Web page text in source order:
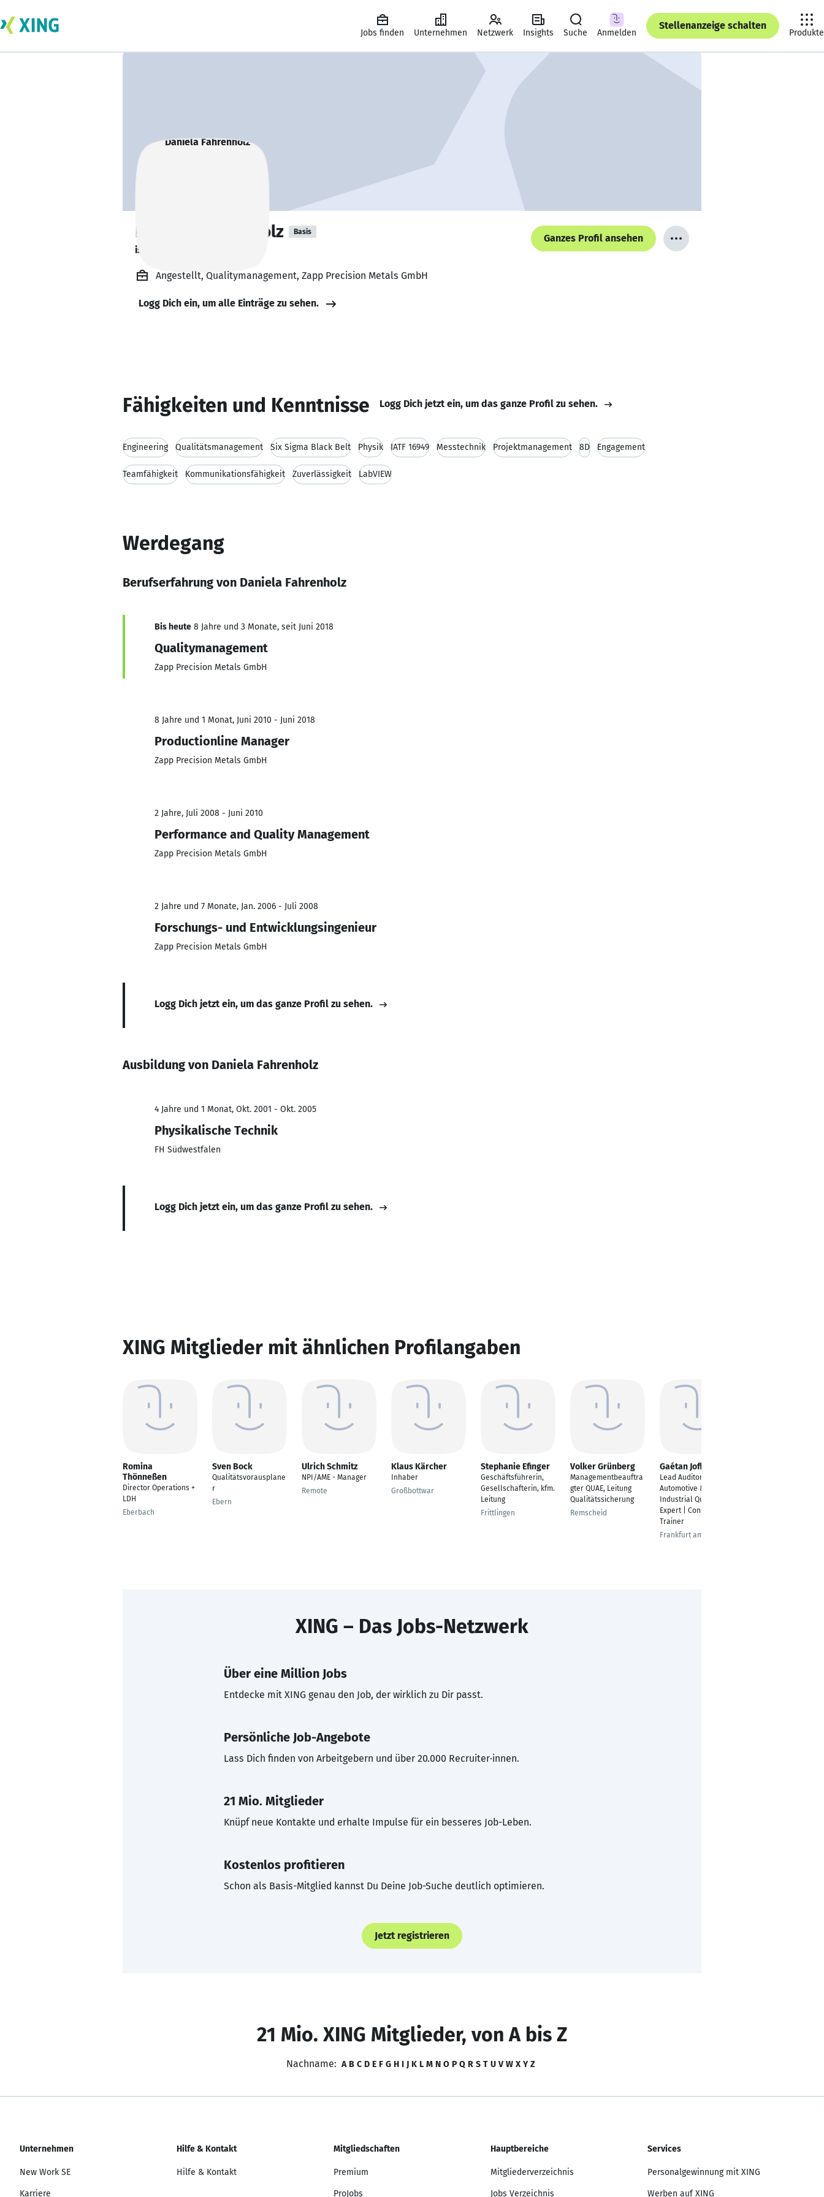
Jobs finden Unternehmen Netzwerk Insights Suche Anmelden
Stellenanzeige schalten
Produkte
Daniela Fahrenholz Basis
ist gesund und munter. 🥦
Ganzes Profil ansehen
Angestellt, Qualitymanagement, Zapp Precision Metals GmbH
Logg Dich ein, um alle Einträge zu sehen.
Fähigkeiten und Kenntnisse Logg Dich jetzt ein, um das ganze Profil zu sehen.
Engineering Qualitätsmanagement Six Sigma Black Belt Physik IATF 16949 Messtechnik Projektmanagement 8D Engagement
Teamfähigkeit Kommunikationsfähigkeit Zuverlässigkeit LabVIEW
Werdegang
Berufserfahrung von Daniela Fahrenholz
Bis heute 8 Jahre und 3 Monate, seit Juni 2018
Qualitymanagement
Zapp Precision Metals GmbH
8 Jahre und 1 Monat, Juni 2010 - Juni 2018
Productionline Manager
Zapp Precision Metals GmbH
2 Jahre, Juli 2008 - Juni 2010
Performance and Quality Management
Zapp Precision Metals GmbH
2 Jahre und 7 Monate, Jan. 2006 - Juli 2008
Forschungs- und Entwicklungsingenieur
Zapp Precision Metals GmbH
Logg Dich jetzt ein, um das ganze Profil zu sehen.
Ausbildung von Daniela Fahrenholz
4 Jahre und 1 Monat, Okt. 2001 - Okt. 2005
Physikalische Technik
FH Südwestfalen
Logg Dich jetzt ein, um das ganze Profil zu sehen.
XING Mitglieder mit ähnlichen Profilangaben
Romina
Thönneßen
Director Operations +
LDH
Eberbach
Sven Bock
Qualitätsvorausplane
r
Ebern
Ulrich Schmitz
NPI/AME - Manager
Remote
Klaus Kärcher
Inhaber
Großbottwar
Stephanie Efinger
Geschäftsführerin,
Gesellschafterin, kfm.
Leitung
Frittlingen
Volker Grünberg
Managementbeauftra
gter QUAE, Leitung
Qualitätssicherung
Remscheid
Gaétan Joffroy
Lead Auditor |
Automotive &
Industrial Quality
Expert | Consultant &
Trainer
Frankfurt am Main
XING – Das Jobs-Netzwerk
Über eine Million Jobs
Entdecke mit XING genau den Job, der wirklich zu Dir passt.
Persönliche Job-Angebote
Lass Dich finden von Arbeitgebern und über 20.000 Recruiter·innen.
21 Mio. Mitglieder
Knüpf neue Kontakte und erhalte Impulse für ein besseres Job-Leben.
Kostenlos profitieren
Schon als Basis-Mitglied kannst Du Deine Job-Suche deutlich optimieren.
Jetzt registrieren
21 Mio. XING Mitglieder, von A bis Z
Nachname: A B C D E F G H I J K L M N O P Q R S T U V W X Y Z
Unternehmen
New Work SE
Karriere
Hilfe & Kontakt
Hilfe & Kontakt
Mitgliedschaften
Premium
ProJobs
Hauptbereiche
Mitgliederverzeichnis
Jobs Verzeichnis
Services
Personalgewinnung mit XING
Werben auf XING